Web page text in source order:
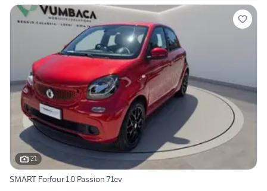
21
SMART Forfour 1.0 Passion 71cv